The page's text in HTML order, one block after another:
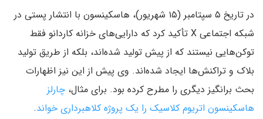
در تاریخ ۵ سپتامبر (۱۵ شهریور)، هاسکینسون با انتشار پستی در
شبکه اجتماعی X تأکید کرد که دارایی‌های خزانه کاردانو فقط
توکن‌هایی نیستند که از پیش تولید شده‌اند، بلکه از طریق تولید
بلاک و تراکنش‌ها ایجاد شده‌اند. وی پیش از این نیز اظهارات
بحث برانگیز دیگری را مطرح کرده بود. برای مثال، چارلز
هاسکینسون اتریوم کلاسیک را یک پروژه کلاهبرداری خواند.